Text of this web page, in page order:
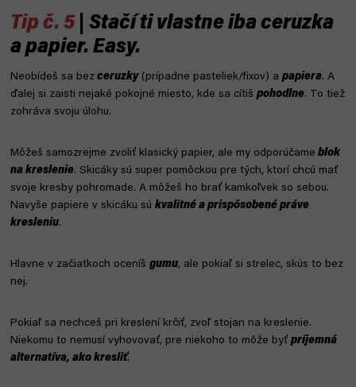
Tip č. 5 | Stačí ti vlastne iba ceruzka
a papier. Easy.
Neobídeš sa bez ceruzky(prípadne pasteliek/fixov) a papiera. A
ďalej si zaisti nejaké pokojné miesto, kde sa cítiš pohodlne. To tiež
zohráva svoju úlohu.
Môžeš samozrejme zvoliť klasický papier, ale my odporúčame blok
na kreslenie. Skicáky sú super pomôckou pre tých, ktorí chcú mať
svoje kresby pohromade. A môžeš ho brať kamkoľvek so sebou.
Navyše papiere v skicáku sú kvalitné a prispôsobené práve
kresleniu.
Hlavne v začiatkoch oceníš gumu, ale pokiaľ si strelec, skús to bez
nej.
Pokiaľ sa nechceš pri kreslení krčiť, zvoľ stojan na kreslenie.
Niekomu to nemusí vyhovovať, pre niekoho to môže byť príjemná
alternatíva, ako kresliť.